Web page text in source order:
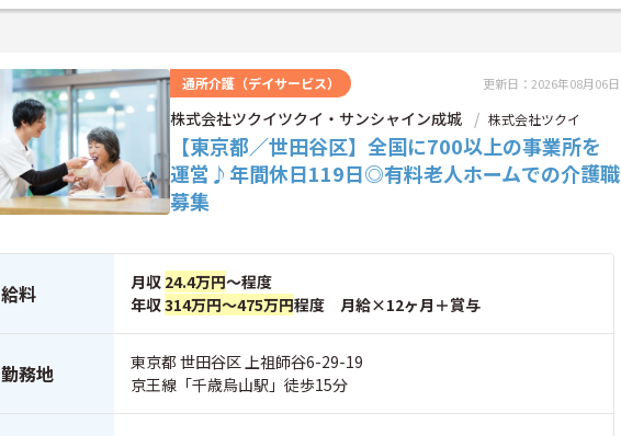
通所介護（デイサービス） 更新日：2026年08月06日
株式会社ツクイツクイ・サンシャイン成城 株式会社ツクイ
【東京都／世田谷区】全国に700以上の事業所を
運営♪年間休日119日◎有料老人ホームでの介護職
募集
給料 月収 24.4万円～程度
年収314万円～475万円程度 月給×12ヶ月＋賞与
勤務地
東京都 世田谷区 上祖師谷6-29-19
京王線「千歳烏山駅」徒歩15分